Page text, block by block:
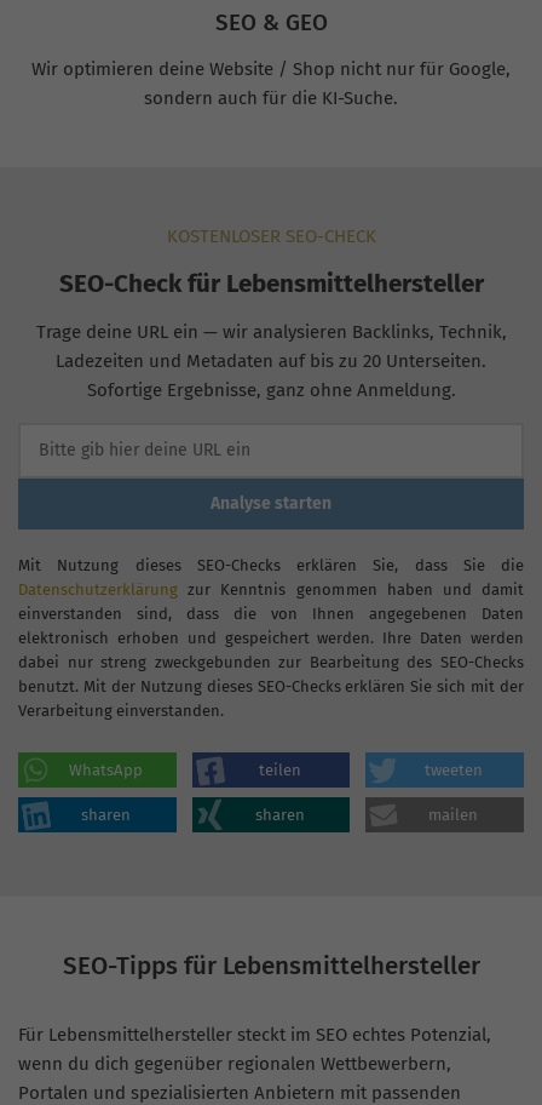
SEO & GEO
Wir optimieren deine Website / Shop nicht nur für Google,
sondern auch für die KI-Suche.
KOSTENLOSER SEO-CHECK
SEO-Check für Lebensmittelhersteller
Trage deine URL ein — wir analysieren Backlinks, Technik,
Ladezeiten und Metadaten auf bis zu 20 Unterseiten.
Sofortige Ergebnisse, ganz ohne Anmeldung.
Analyse starten
Mit Nutzung dieses SEO-Checks erklären Sie, dass Sie die
Datenschutzerklärung zur Kenntnis genommen haben und damit
einverstanden sind, dass die von Ihnen angegebenen Daten
elektronisch erhoben und gespeichert werden. Ihre Daten werden
dabei nur streng zweckgebunden zur Bearbeitung des SEO-Checks
benutzt. Mit der Nutzung dieses SEO-Checks erklären Sie sich mit der
Verarbeitung einverstanden.
WhatsApp teilen tweeten
sharen sharen mailen
SEO-Tipps für Lebensmittelhersteller
Für Lebensmittelhersteller steckt im SEO echtes Potenzial,
wenn du dich gegenüber regionalen Wettbewerbern,
Portalen und spezialisierten Anbietern mit passenden